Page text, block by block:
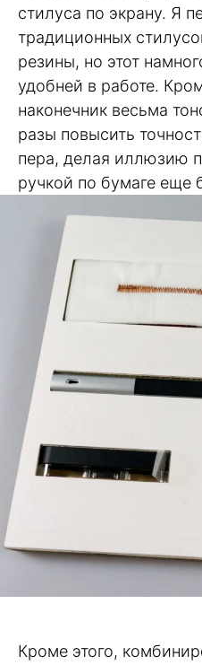
стилуса по экрану. Я
традиционных
резины, но этот
удобней в работе.
наконечник весьма
разы повысить
пера, делая иллюзию
ручкой по бумаге еще
Кроме этого,